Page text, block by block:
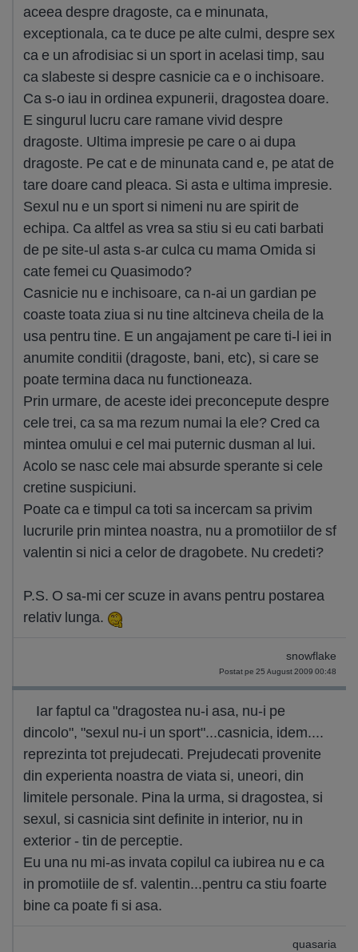
aceea despre dragoste, ca e minunata,
exceptionala, ca te duce pe alte culmi, despre sex
ca e un afrodisiac si un sport in acelasi timp, sau
ca slabeste si despre casnicie ca e o inchisoare.
Ca s-o iau in ordinea expunerii, dragostea doare.
E singurul lucru care ramane vivid despre
dragoste. Ultima impresie pe care o ai dupa
dragoste. Pe cat e de minunata cand e, pe atat de
tare doare cand pleaca. Si asta e ultima impresie.
Sexul nu e un sport si nimeni nu are spirit de
echipa. Ca altfel as vrea sa stiu si eu cati barbati
de pe site-ul asta s-ar culca cu mama Omida si
cate femei cu Quasimodo?
Casnicie nu e inchisoare, ca n-ai un gardian pe
coaste toata ziua si nu tine altcineva cheila de la
usa pentru tine. E un angajament pe care ti-l iei in
anumite conditii (dragoste, bani, etc), si care se
poate termina daca nu functioneaza.
Prin urmare, de aceste idei preconcepute despre
cele trei, ca sa ma rezum numai la ele? Cred ca
mintea omului e cel mai puternic dusman al lui.
Acolo se nasc cele mai absurde sperante si cele
cretine suspiciuni.
Poate ca e timpul ca toti sa incercam sa privim
lucrurile prin mintea noastra, nu a promotiilor de sf
valentin si nici a celor de dragobete. Nu credeti?
P.S. O sa-mi cer scuze in avans pentru postarea
relativ lunga.
snowflake
Postat pe 25 August 2009 00:48
Iar faptul ca "dragostea nu-i asa, nu-i pe
dincolo", "sexul nu-i un sport"...casnicia, idem....
reprezinta tot prejudecati. Prejudecati provenite
din experienta noastra de viata si, uneori, din
limitele personale. Pina la urma, si dragostea, si
sexul, si casnicia sint definite in interior, nu in
exterior - tin de perceptie.
Eu una nu mi-as invata copilul ca iubirea nu e ca
in promotiile de sf. valentin...pentru ca stiu foarte
bine ca poate fi si asa.
quasaria